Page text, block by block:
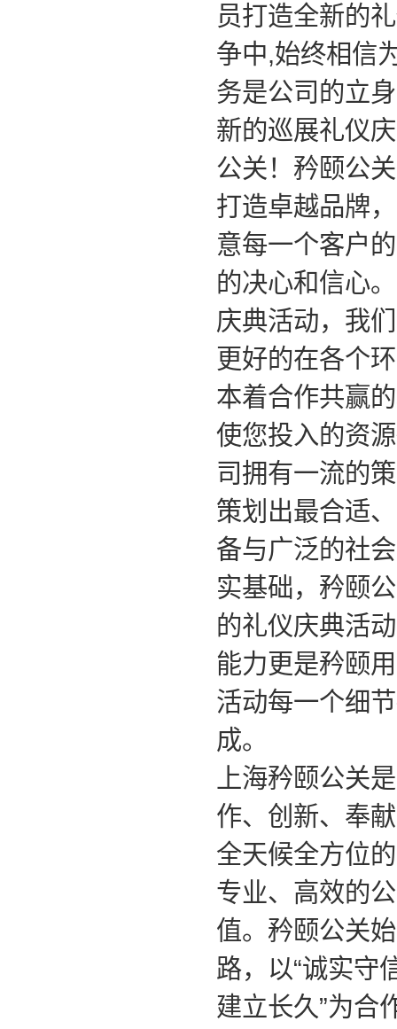
员打造全新的
争中,始终相信
务是公司的立
新的巡展礼仪
公关！矜颐公
打造卓越品牌，
意每一个客户
的决心和信心。
庆典活动，我
更好的在各个
本着合作共赢
使您投入的资
司拥有一流的
策划出最合适
备与广泛的社
实基础，矜颐
的礼仪庆典活
能力更是矜颐
活动每一个细
成。
上海矜颐公关
作、创新、奉
全天候全方位
专业、高效的
值。矜颐公关
路，以“诚实守
建立长久”为合